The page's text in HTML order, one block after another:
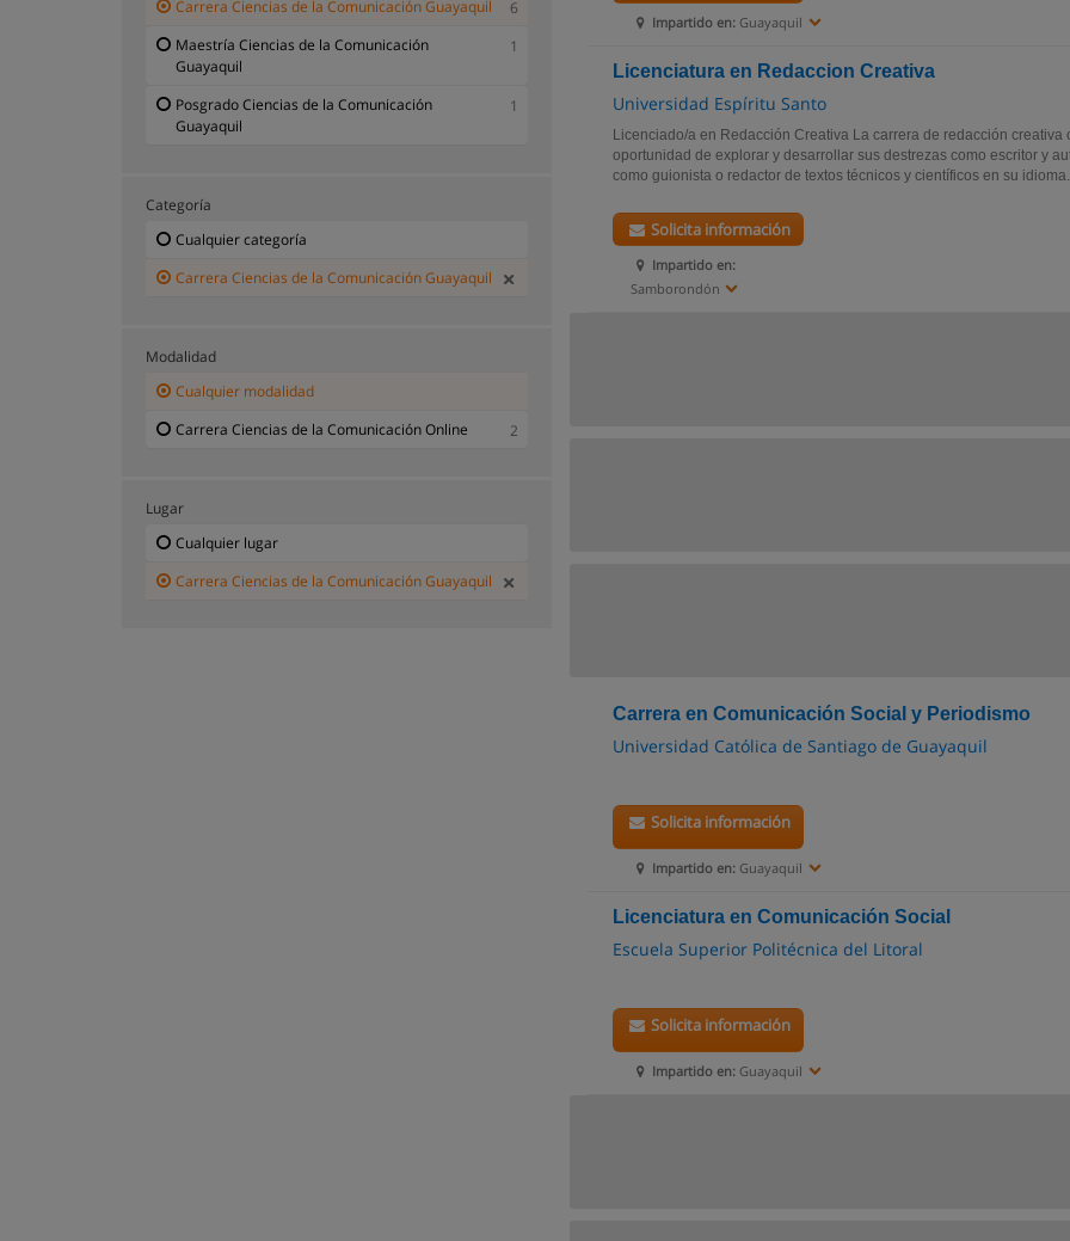
Impartido en: Guayaquil
Licenciatura en Redaccion Creativa
Universidad Espíritu Santo
Licenciado/a en Redacción Creativa La carrera de redacción creativa
oportunidad de explorar y desarrollar sus destrezas como escritor y
como guionista o redactor de textos técnicos y científicos en su
Impartido en:
Samborondón
Solicita información
Carrera en Comunicación Social y Periodismo
Universidad Católica de Santiago de Guayaquil
Impartido en: Guayaquil
Solicita información
Licenciatura en Comunicación Social
Escuela Superior Politécnica del Litoral
Impartido en: Guayaquil
Solicita información
Carrera Ciencias de la Comunicación Guayaquil
6
Maestría Ciencias de la Comunicación
Guayaquil
1
Posgrado Ciencias de la Comunicación
Guayaquil
1
Categoría
Cualquier categoría
Carrera Ciencias de la Comunicación Guayaquil
Modalidad
Cualquier modalidad
Carrera Ciencias de la Comunicación Online
2
Lugar
Cualquier lugar
Carrera Ciencias de la Comunicación Guayaquil